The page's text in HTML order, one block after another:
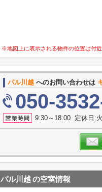
※地図上に表示される物件の位置は付
パル川越 へのお問い合わせは
050-
9:30～18:00 定休日:
パル川越の空室情報